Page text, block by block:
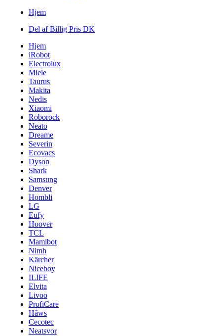
Hjem
Del af Billig Pris DK
Hjem
iRobot
Electrolux
Miele
Taurus
Makita
Nedis
Xiaomi
Roborock
Neato
Dreame
Severin
Ecovacs
Dyson
Shark
Samsung
Denver
Hombli
LG
Eufy
Hoover
TCL
Mamibot
Nimh
Kärcher
Niceboy
ILIFE
Elvita
Livoo
ProfiCare
Hâws
Cecotec
Neatsvor